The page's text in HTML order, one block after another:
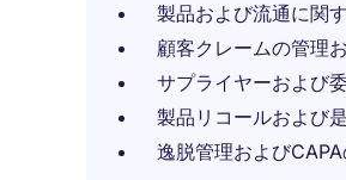
製品および流通に関
顧客クレームの管理
サプライヤーおよび
製品リコールおよび
逸脱管理および